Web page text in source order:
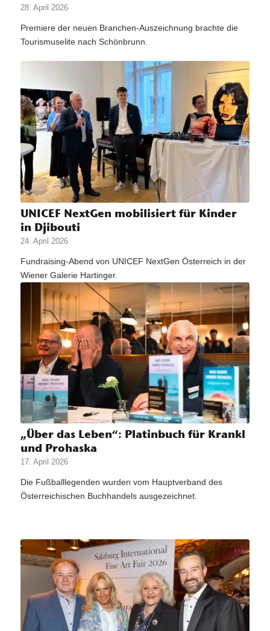
28. April 2026
Premiere der neuen Branchen-Auszeichnung brachte die
Tourismuselite nach Schönbrunn.
UNICEF NextGen mobilisiert für Kinder
in Djibouti
24. April 2026
Fundraising-Abend von UNICEF NextGen Österreich in der
Wiener Galerie Hartinger.
„Über das Leben“: Platinbuch für Krankl
und Prohaska
17. April 2026
Die Fußballlegenden wurden vom Hauptverband des
Österreichischen Buchhandels ausgezeichnet.